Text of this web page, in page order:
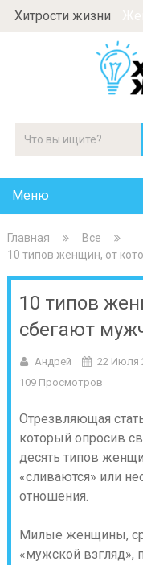
Хитрости жизни
Меню
Главная
Все
10 типов женщин, от
10 типов
сбегают
Андрей 22 Июля
109 Просмотров
Отрезвляющая
который опросив
десять типов
«сливаются» или
отношения.
Милые женщины,
«мужской взгляд»,